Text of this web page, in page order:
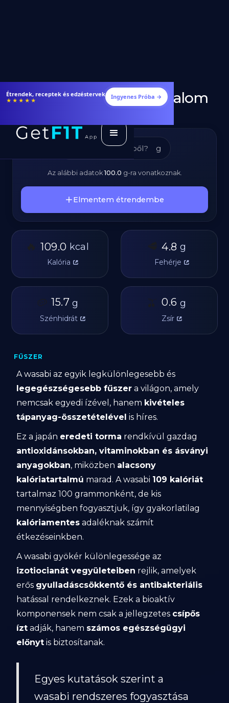
Étrendek, receptek és edzéstervek
★★★★★ Ingyenes Próba →
Wasabi - Kalóriatartalom
g
Az alábbi adatok100.0 g-ra vonatkoznak.
Elmentem étrendembe
🔥 109.0 kcal
Kalória
🥩 4.8 g
Fehérje
🥔 15.7 g
Szénhidrát
🫒 0.6 g
Zsír
FŰSZER
A wasabi az egyik legkülönlegesebb és
legegészségesebb fűszer a világon, amely
nemcsak egyedi ízével, hanem kivételes
tápanyag-összetételével is híres.
Ez a japán eredeti torma rendkívül gazdag
antioxidánsokban, vitaminokban és ásványi
anyagokban, miközben alacsony
kalóriatartalmú marad. A wasabi 109 kalóriát
tartalmaz 100 grammonként, de kis
mennyiségben fogyasztjuk, így gyakorlatilag
kalóriamentes adaléknak számít
étkezéseinkben.
A wasabi gyökér különlegessége az
izotiocianát vegyületeiben rejlik, amelyek
erős gyulladáscsökkentő és antibakteriális
hatással rendelkeznek. Ezek a bioaktív
komponensek nem csak a jellegzetes csípős
ízt adják, hanem számos egészségügyi
előnyt is biztosítanak.
Egyes kutatások szerint a
wasabi rendszeres fogyasztása